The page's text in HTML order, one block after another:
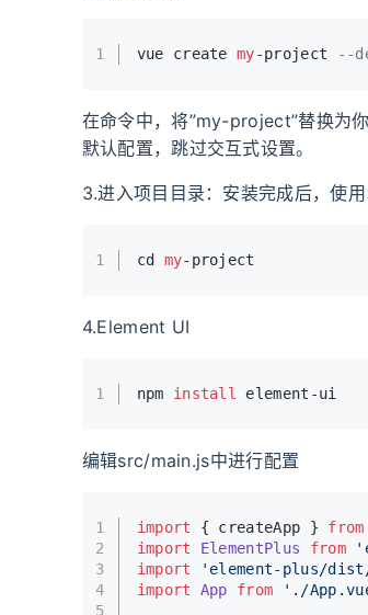
1 vue create my-project --
在命令中，将”my-project”替换为
默认配置，跳过交互式设置。
3.进入项目目录：安装完成后，使用
1 cd my-project
4.Element UI
1 npm install element-ui
编辑src/main.js中进行配置
1
2
3
4
5
import { createApp } from
import
ElementPlus from
import
'element-plus/
import
App from './